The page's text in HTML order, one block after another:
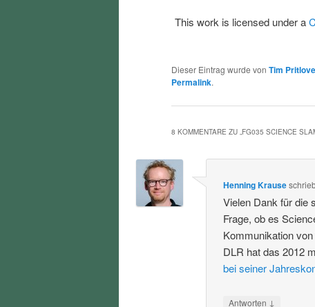
This work is licensed under a
Dieser Eintrag wurde von Tim Pritlove
Permalink.
8 KOMMENTARE ZU „FG035 SCIENCE
Henning Krause
Vielen Dank für die
Frage, ob es
Kommunikation
DLR hat das 2012
bei seiner
Antworten ↓